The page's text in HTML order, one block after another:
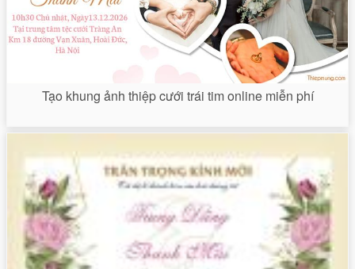
Tạo khung ảnh thiệp cưới trái tim online miễn phí